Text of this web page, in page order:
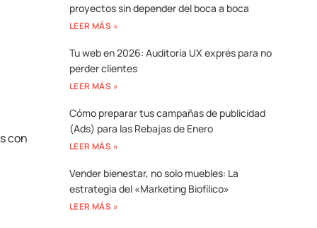
con
proyectos sin depender del boca a boca
LEER MÁS »
Tu web en 2026: Auditoría UX exprés para no
perder clientes
LEER MÁS »
Cómo preparar tus campañas de publicidad
(Ads) para las Rebajas de Enero
LEER MÁS »
Vender bienestar, no solo muebles: La
estrategia del «Marketing Biofílico»
LEER MÁS »